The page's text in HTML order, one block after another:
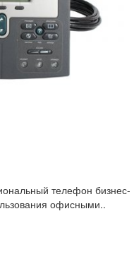
телефон бизнес-
офисными..